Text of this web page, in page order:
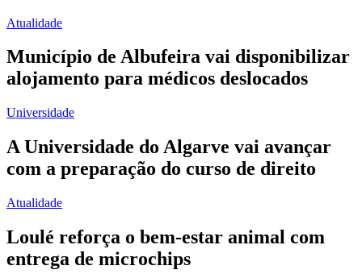
Atualidade
Município de Albufeira vai disponibilizar
alojamento para médicos deslocados
Universidade
A Universidade do Algarve vai avançar
com a preparação do curso de direito
Atualidade
Loulé reforça o bem-estar animal com
entrega de microchips